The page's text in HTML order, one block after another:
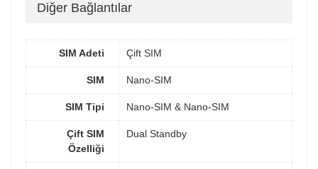
Diğer Bağlantılar
SIM Adeti Çift SIM
SIM Nano-SIM
SIM Tipi Nano-SIM & Nano-SIM
Çift SIM
Özelliği
Dual Standby